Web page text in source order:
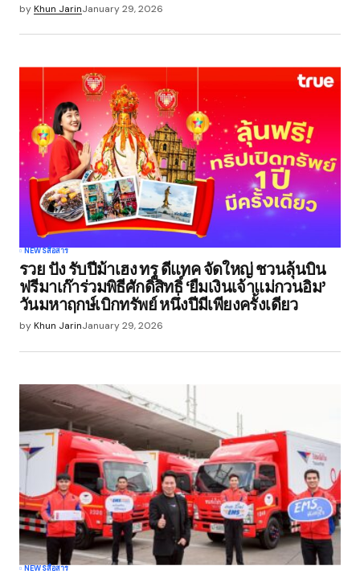
byKhun JarinJanuary 29, 2026
NEWSสื่อสาร
รวย ปัง รับปีม้าเฮง ทรู ดีแทค จัดใหญ่ ชวนลุ้นบิน
ฟรีมาเก๊าร่วมพิธีศักดิ์สิทธิ์ ‘ยืมเงินเจ้าแม่กวนอิม’
วันมหาฤกษ์เบิกทรัพย์ หนึ่งปีมีเพียงครั้งเดียว
byKhun JarinJanuary 29, 2026
NEWSสื่อสาร